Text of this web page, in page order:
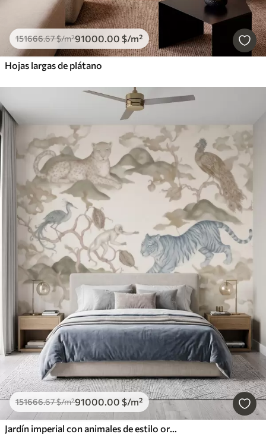
151666.67$/m²91000.00 $/m²
Hojas largas de plátano
151666.67$/m²91000.00 $/m²
Jardín imperial con animales de estilo oriental: mono, leopardo, tigre, pavo real y garza